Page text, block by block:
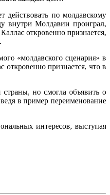
действовать по молдавскому
внутри Молдавии проиграл,
откровенно признается,
сценария» в
откровенно признается, что в
но смогла объявить о
в пример переименование
интересов, выступая